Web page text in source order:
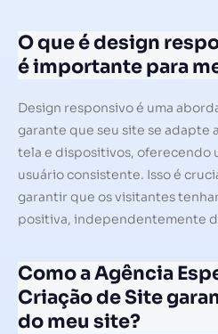
O que é design
é importante para
Design responsivo é uma
garante que seu site se adapte
tela e dispositivos, oferecendo
usuário consistente. Isso é
garantir que os visitantes
positiva, independentemente
Como a Agência
Criação de Site
do meu site?